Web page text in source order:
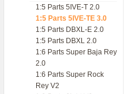
1:5 Parts 5IVE-T 2.0
1:5 Parts 5IVE-TE 3.0
1:5 Parts DBXL-E 2.0
1:5 Parts DBXL 2.0
1:6 Parts Super Baja Rey
2.0
1:6 Parts Super Rock
Rey V2